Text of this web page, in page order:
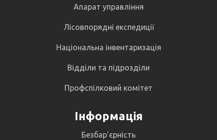
Апарат управління
Лісовпорядні експедиції
Національна інвентаризація
Відділи та підрозділи
Профспілковий комітет
Інформація
Безбар'єрність